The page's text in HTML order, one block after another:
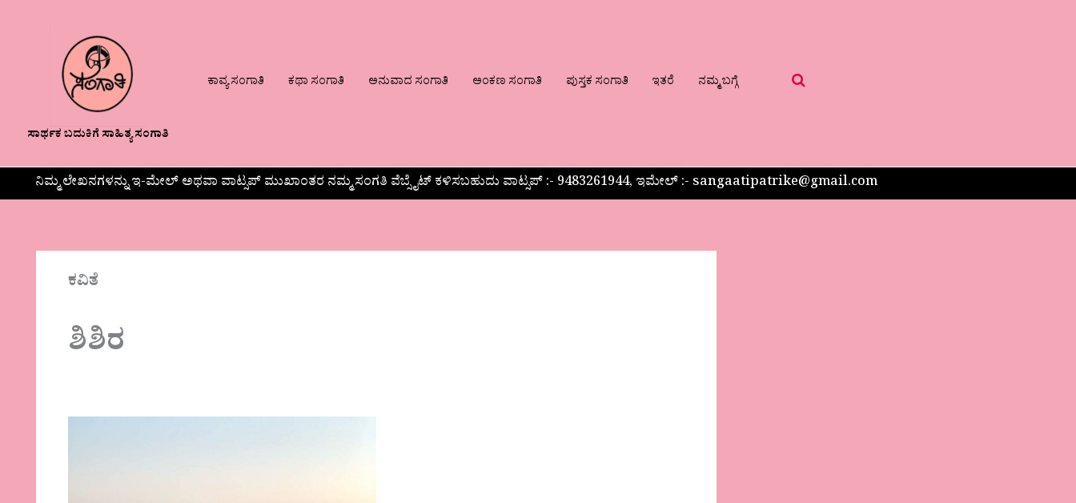
ಸಾರ್ಥಕ ಬದುಕಿಗೆ ಸಾಹಿತ್ಯ ಸಂಗಾತಿ
ಕಾವ್ಯ ಸಂಗಾತಿ ಕಥಾ ಸಂಗಾತಿ ಅನುವಾದ ಸಂಗಾತಿ ಅಂಕಣ ಸಂಗಾತಿ ಪುಸ್ತಕ ಸಂಗಾತಿ ಇತರೆ ನಮ್ಮ ಬಗ್ಗೆ
ನಿಮ್ಮ ಲೇಖನಗಳನ್ನು ಇ-ಮೇಲ್ ಅಥವಾ ವಾಟ್ಸಪ್ ಮುಖಾಂತರ ನಮ್ಮ ಸಂಗತಿ ವೆಬ್ಸೈಟ್ ಕಳಿಸಬಹುದು ವಾಟ್ಸಪ್‌ :- 9483261944, ಇಮೇಲ್ :- sangaatipatrike@gmail.com
ಕವಿತೆ
ಶಿಶಿರ